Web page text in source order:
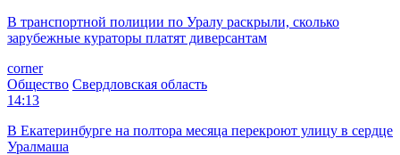
В транспортной полиции по Уралу раскрыли, сколько
зарубежные кураторы платят диверсантам
corner
Общество Свердловская область
14:13
В Екатеринбурге на полтора месяца перекроют улицу в сердце
Уралмаша